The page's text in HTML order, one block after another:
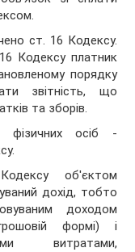
ст. 16 Кодексу.
Кодексу платник
порядку
звітність, що
та зборів.
фізичних осіб -
об'єктом
дохід, тобто
доходом
формі) і
витратами,